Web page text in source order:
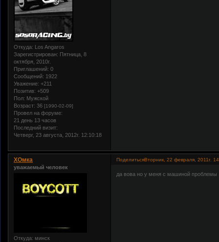
Откуда: Los Angaros
Зарегистрирован: Пятница, 8
октября, 2010г.
Приглашений: 0
Сообщений: 1922
Уважение: +211
Позитив: +509
Пол: Мужской
Возраст: 36 [1990-02-09]
Провел на форуме:
21 день 13 часов
Последний визит:
Четверг, 23 августа, 2012г. 12:10:18
ПоделитьсяВторник, 22 февраля, 2011г.
ХОмка
уважаемый человек
Откуда: минск
да вова но у меня с машиной проблемы